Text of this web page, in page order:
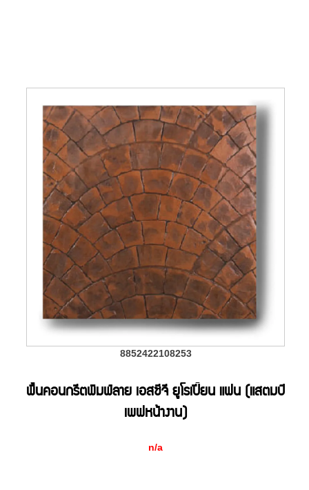
8852422108253
พื้นคอนกรีตพิมพ์ลาย เอสซีจี ยูโรเปี้ยน แฟน (แสตมป์
เพฟหน้างาน)
n/a